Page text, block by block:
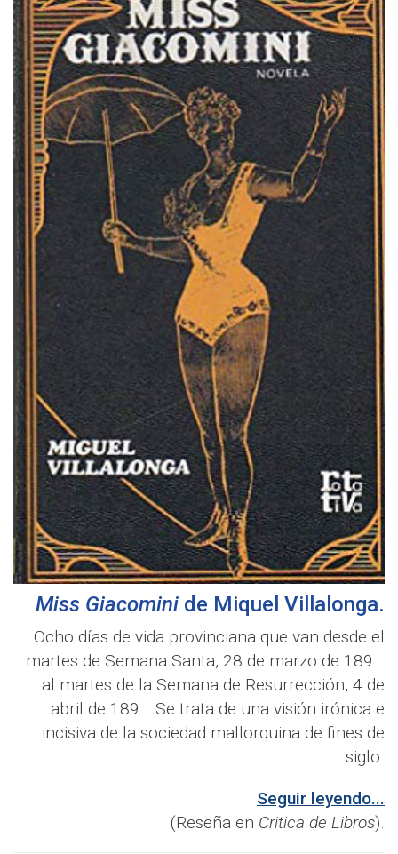
Miss Giacomini de Miquel Villalonga.
Ocho días de vida provinciana que van desde el
martes de Semana Santa, 28 de marzo de 189…
al martes de la Semana de Resurrección, 4 de
abril de 189… Se trata de una visión irónica e
incisiva de la sociedad mallorquina de fines de
siglo.
Seguir leyendo...
(Reseña en Critica de Libros).